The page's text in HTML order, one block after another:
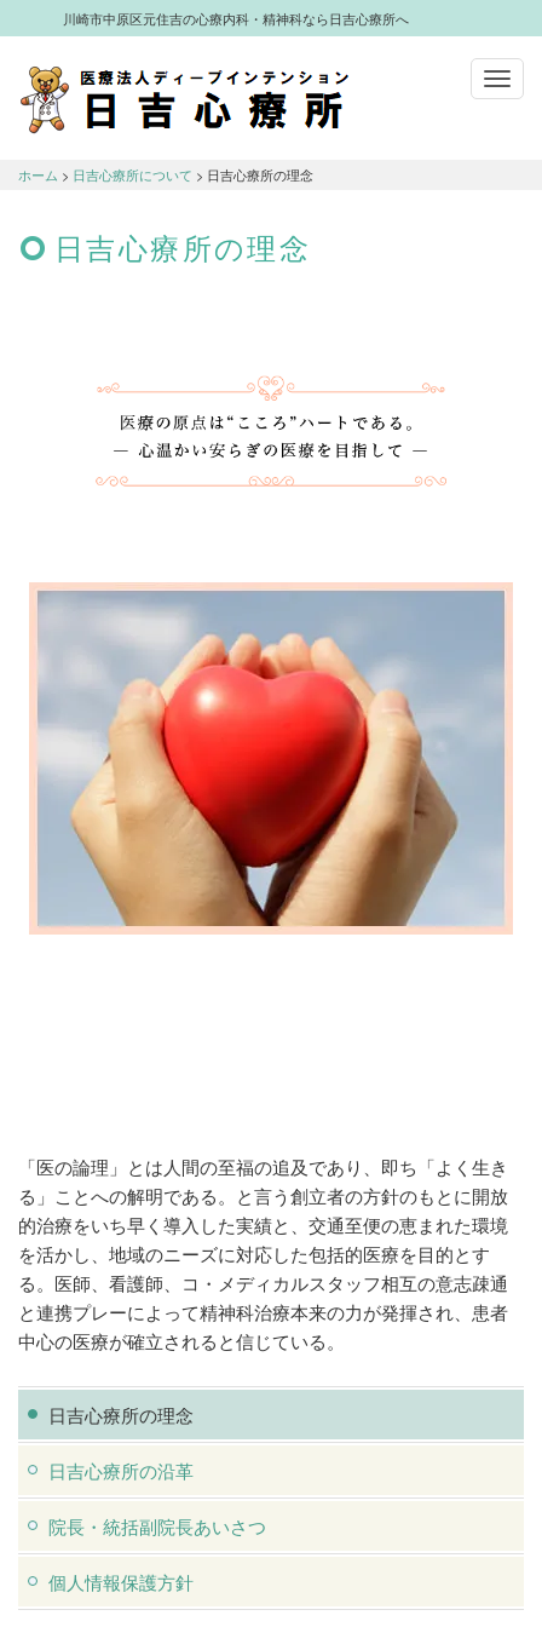
川崎市中原区元住吉の心療内科・精神科なら日吉心療所へ
なら日吉心療所へ
ホーム > 日吉心療所について > 日吉心療所の理念
日吉心療所の理念
「医の論理」とは人間の至福の追及であり、即ち「よく生き
る」ことへの解明である。と言う創立者の方針のもとに開放
的治療をいち早く導入した実績と、交通至便の恵まれた環境
を活かし、地域のニーズに対応した包括的医療を目的とす
る。医師、看護師、コ・メディカルスタッフ相互の意志疎通
と連携プレーによって精神科治療本来の力が発揮され、患者
中心の医療が確立されると信じている。
日吉心療所の理念
日吉心療所の沿革
院長・統括副院長あいさつ
個人情報保護方針